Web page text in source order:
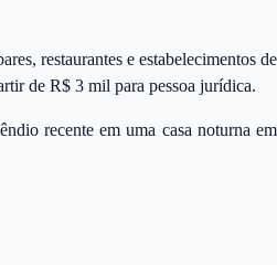
restaurantes e estabelecimentos de
de R$ 3 mil para pessoa jurídica.
recente em uma casa noturna em